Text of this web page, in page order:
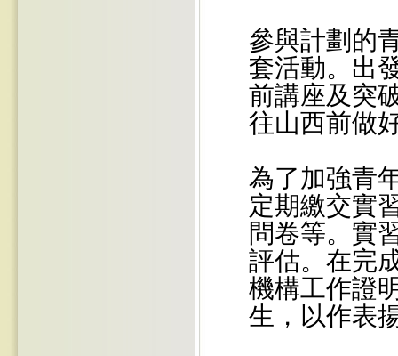
參與計劃的
套活動。出
前講座及突
往山西前做
為了加強青
定期繳交實
問卷等。實
評估。在完
機構工作證
生，以作表